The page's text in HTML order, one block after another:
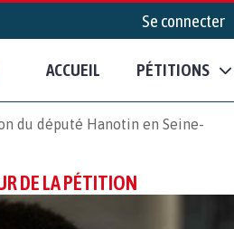
Se connecter
ACCUEIL PÉTITIONS
du député Hanotin en Seine-
DE LA PÉTITION